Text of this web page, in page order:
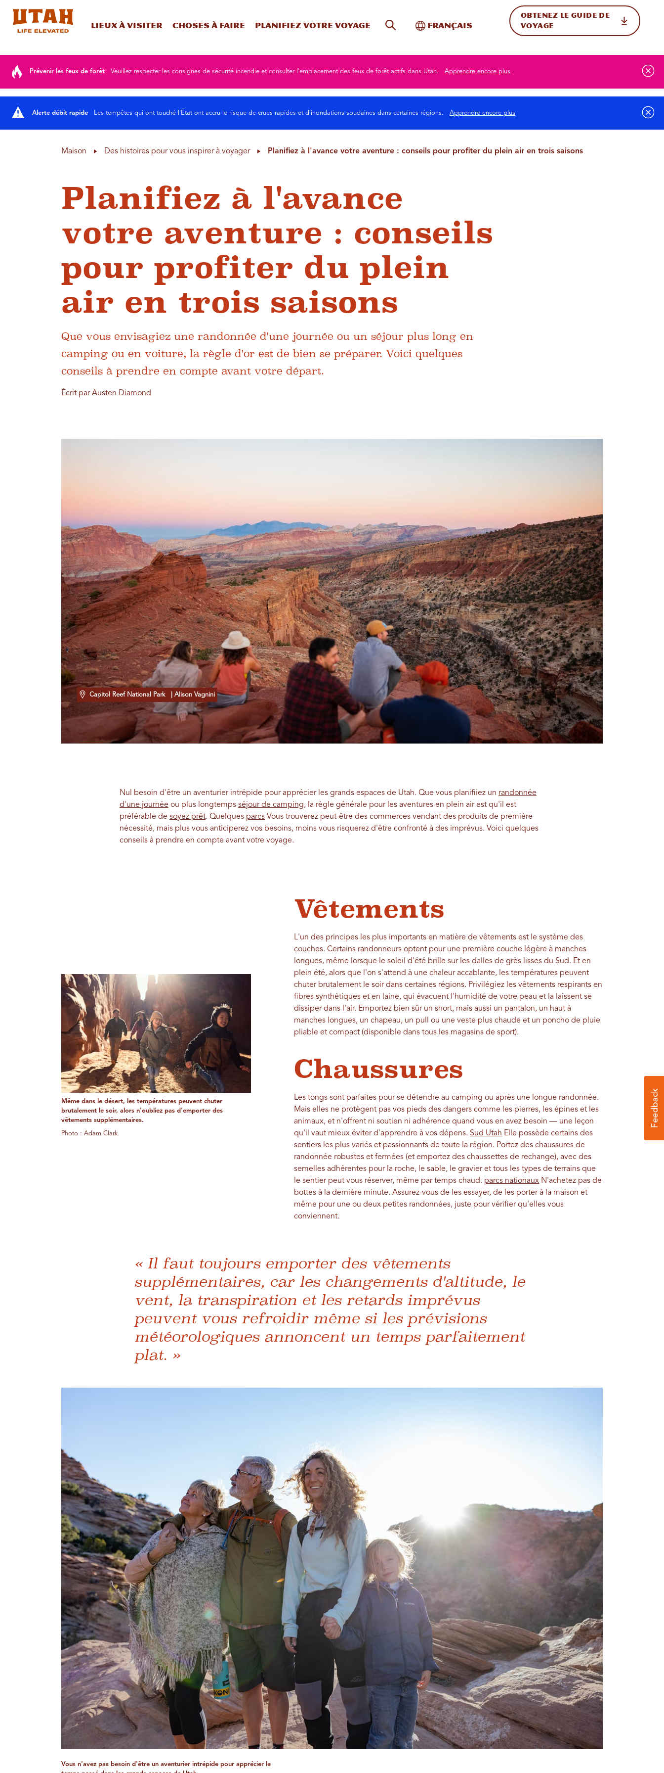
Lieux à visiter Choses à faire Planifiez votre voyage Recherche sur le site
Basculer vers l'international
Français
OBTENEZ LE GUIDE DE
VOYAGE
Prévenir les feux de forêt Veuillez respecter les consignes de sécurité incendie et consulter l'emplacement des feux de forêt actifs dans Utah. Apprendre encore plus
Alerte débit rapide Les tempêtes qui ont touché l'État ont accru le risque de crues rapides et d'inondations soudaines dans certaines régions. Apprendre encore plus
Maison Des histoires pour vous inspirer à voyager Planifiez à l'avance votre aventure : conseils pour profiter du plein air en trois saisons
Planifiez à l'avance
votre aventure : conseils
pour profiter du plein
air en trois saisons
Que vous envisagiez une randonnée d'une journée ou un séjour plus long en
camping ou en voiture, la règle d'or est de bien se préparer. Voici quelques
conseils à prendre en compte avant votre départ.
Écrit par Austen Diamond
Capitol Reef National Park | Alison Vagnini
Nul besoin d'être un aventurier intrépide pour apprécier les grands espaces de Utah. Que vous planifiiez un randonnée
d'une journée ou plus longtemps séjour de camping, la règle générale pour les aventures en plein air est qu'il est
préférable de soyez prêt. Quelques parcsVous trouverez peut-être des commerces vendant des produits de première
nécessité, mais plus vous anticiperez vos besoins, moins vous risquerez d'être confronté à des imprévus. Voici quelques
conseils à prendre en compte avant votre voyage.
Même dans le désert, les températures peuvent chuter
brutalement le soir, alors n'oubliez pas d'emporter des
vêtements supplémentaires.
Photo : Adam Clark
Vêtements
L'un des principes les plus importants en matière de vêtements est le système des
couches. Certains randonneurs optent pour une première couche légère à manches
longues, même lorsque le soleil d'été brille sur les dalles de grès lisses du Sud. Et en
plein été, alors que l'on s'attend à une chaleur accablante, les températures peuvent
chuter brutalement le soir dans certaines régions. Privilégiez les vêtements respirants en
fibres synthétiques et en laine, qui évacuent l'humidité de votre peau et la laissent se
dissiper dans l'air. Emportez bien sûr un short, mais aussi un pantalon, un haut à
manches longues, un chapeau, un pull ou une veste plus chaude et un poncho de pluie
pliable et compact (disponible dans tous les magasins de sport).
Chaussures
Les tongs sont parfaites pour se détendre au camping ou après une longue randonnée.
Mais elles ne protègent pas vos pieds des dangers comme les pierres, les épines et les
animaux, et n'offrent ni soutien ni adhérence quand vous en avez besoin — une leçon
qu'il vaut mieux éviter d'apprendre à vos dépens. Sud Utah Elle possède certains des
sentiers les plus variés et passionnants de toute la région. Portez des chaussures de
randonnée robustes et fermées (et emportez des chaussettes de rechange), avec des
semelles adhérentes pour la roche, le sable, le gravier et tous les types de terrains que
le sentier peut vous réserver, même par temps chaud. parcs nationaux N'achetez pas de
bottes à la dernière minute. Assurez-vous de les essayer, de les porter à la maison et
même pour une ou deux petites randonnées, juste pour vérifier qu'elles vous
conviennent.
« Il faut toujours emporter des vêtements
supplémentaires, car les changements d'altitude, le
vent, la transpiration et les retards imprévus
peuvent vous refroidir même si les prévisions
météorologiques annoncent un temps parfaitement
plat. »
Vous n'avez pas besoin d'être un aventurier intrépide pour apprécier le